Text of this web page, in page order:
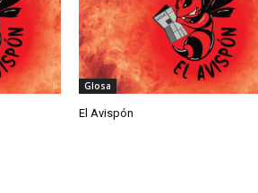
Glosa
El Avispón